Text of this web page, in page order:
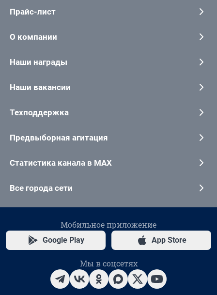
Прайс-лист
О компании
Наши награды
Наши вакансии
Техподдержка
Предвыборная агитация
Статистика канала в MAX
Все города сети
Мобильное приложение
Google Play App Store
Мы в соцсетях